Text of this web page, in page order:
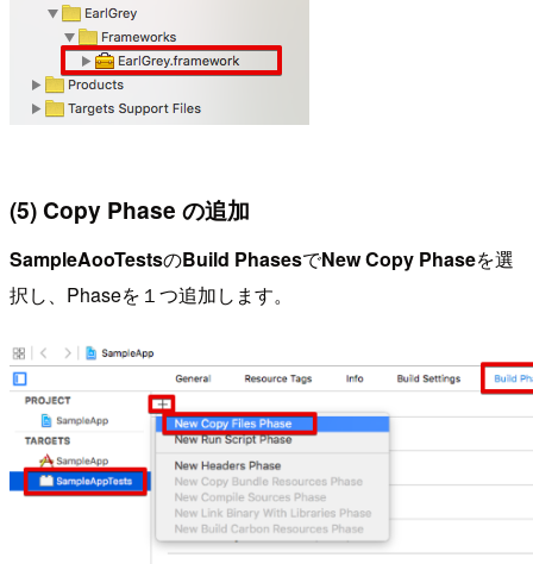
(5) Copy Phase の追加
SampleAooTestsのBuild PhasesでNew Copy Phaseを選
択し、Phaseを１つ追加します。